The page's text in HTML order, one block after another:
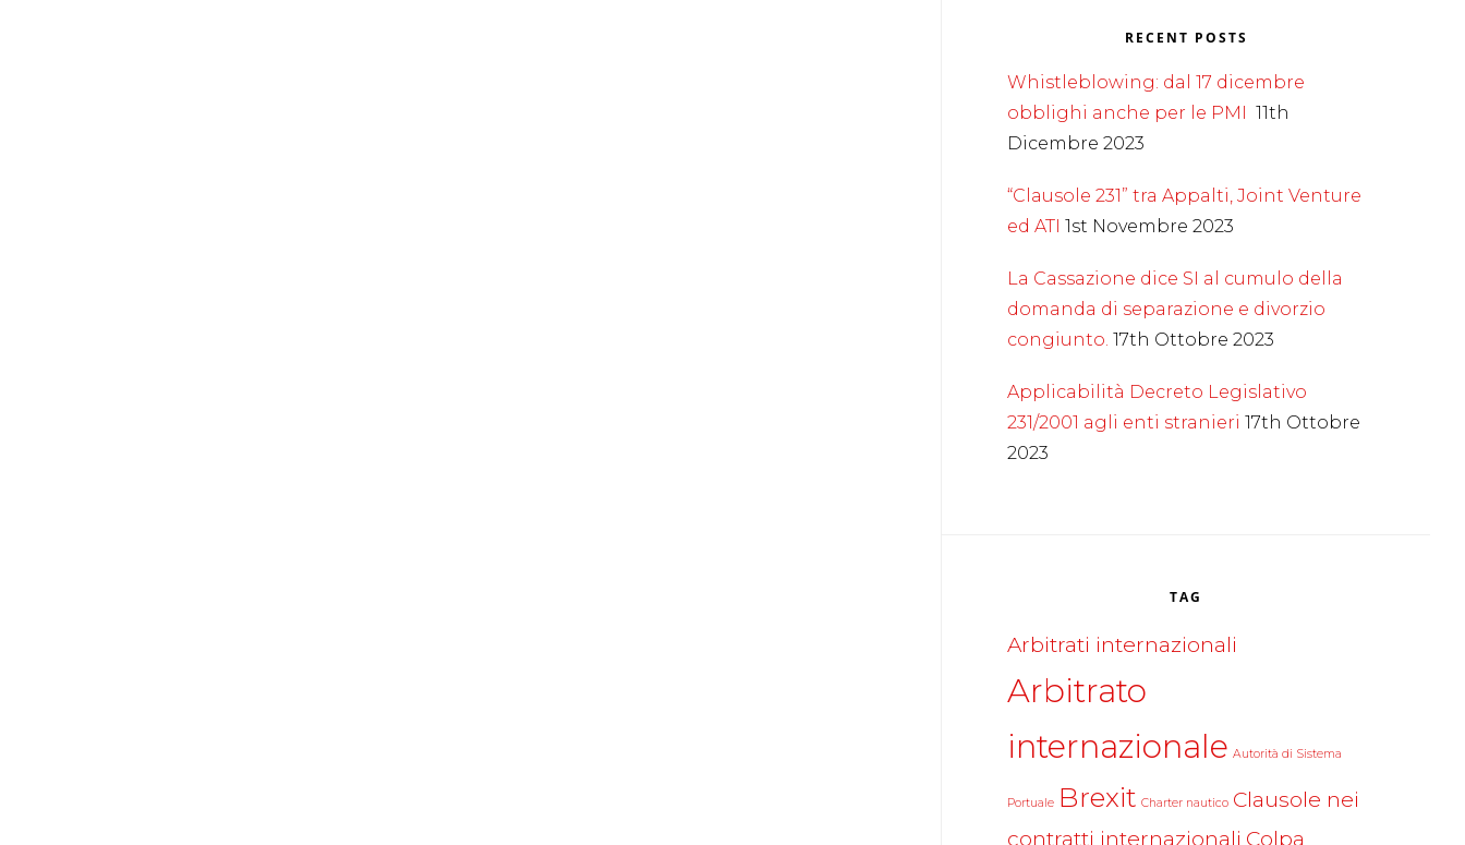
RECENT POSTS
Whistleblowing: dal 17 dicembre
obblighi anche per le PMI 11th
Dicembre 2023
“Clausole 231” tra Appalti, Joint Venture
ed ATI 1st Novembre 2023
La Cassazione dice SI al cumulo della
domanda di separazione e divorzio
congiunto. 17th Ottobre 2023
Applicabilità Decreto Legislativo
231/2001 agli enti stranieri 17th Ottobre
2023
TAG
Arbitrati internazionali
Arbitrato
internazionale Autorità di Sistema
Portuale Brexit Charter nautico Clausole nei
contratti internazionali Colpa